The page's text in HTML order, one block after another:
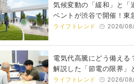
気候変動の「緩和」と「
ベントが渋谷で開催！東
ライフトレンド 2026/
電気代高騰にどう備える
解説した「節電の限界」
ライフトレンド 2026/